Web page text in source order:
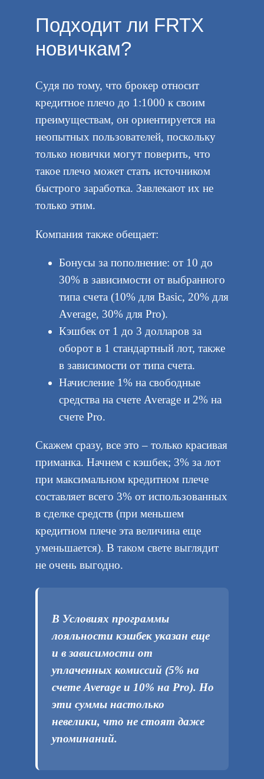
Подходит ли FRTX
новичкам?
Судя по тому, что брокер относит
кредитное плечо до 1:1000 к своим
преимуществам, он ориентируется на
неопытных пользователей, поскольку
только новички могут поверить, что
такое плечо может стать источником
быстрого заработка. Завлекают их не
только этим.
Компания также обещает:
Бонусы за пополнение: от 10 до
30% в зависимости от выбранного
типа счета (10% для Basic, 20% для
Average, 30% для Pro).
Кэшбек от 1 до 3 долларов за
оборот в 1 стандартный лот, также
в зависимости от типа счета.
Начисление 1% на свободные
средства на счете Average и 2% на
счете Pro.
Скажем сразу, все это – только красивая
приманка. Начнем с кэшбек; 3% за лот
при максимальном кредитном плече
составляет всего 3% от использованных
в сделке средств (при меньшем
кредитном плече эта величина еще
уменьшается). В таком свете выглядит
не очень выгодно.
В Условиях программы
лояльности кэшбек указан еще
и в зависимости от
уплаченных комиссий (5% на
счете Average и 10% на Pro). Но
эти суммы настолько
невелики, что не стоят даже
упоминаний.